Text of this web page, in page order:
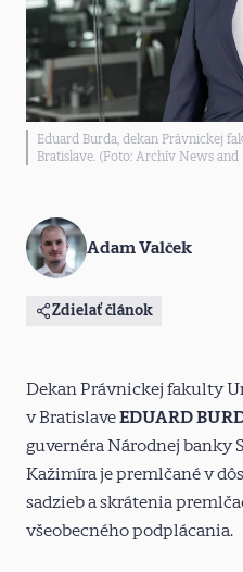
Eduard Burda, dekan Právnickej
Bratislave. (Foto: Archív News
Adam Valček
Zdielať článok
Dekan Právnickej fakulty
v BratislaveEDUARD
guvernéra Národnej banky
Kažimíra je premlčané v
sadzieb a skrátenia
všeobecného podplácania.